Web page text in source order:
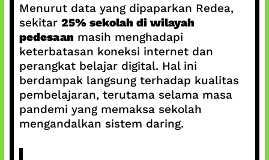
Menurut data yang dipaparkan Redea,
sekitar 25% sekolah di wilayah
pedesaan masih menghadapi
keterbatasan koneksi internet dan
perangkat belajar digital. Hal ini
berdampak langsung terhadap kualitas
pembelajaran, terutama selama masa
pandemi yang memaksa sekolah
mengandalkan sistem daring.